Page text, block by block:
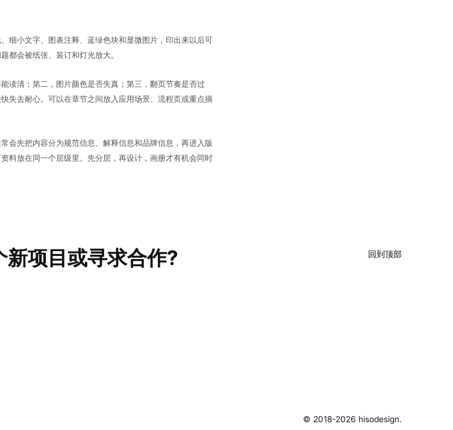
细小文字、图表注释、蓝绿色块和显微图片，印出来以后可
都会被纸张、装订和灯光放大。
读清；第二，图片颜色是否失真；第三，翻页节奏是否过
失去耐心。可以在章节之间放入应用场景、流程页或重点摘
会先把内容分为规范信息、解释信息和品牌信息，再进入版
料放在同一个层级里。先分层，再设计，画册才有机会同时
项目或寻求合作? 回到顶部
©️ 2018-2026 hisodesign.